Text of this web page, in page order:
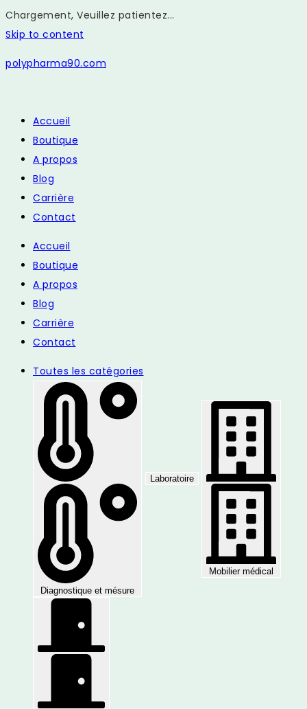
Chargement, Veuillez patientez...
Skip to content
polypharma90.com
Accueil
Boutique
A propos
Blog
Carrière
Contact
Accueil
Boutique
A propos
Blog
Carrière
Contact
Toutes les catégories
Diagnostique et mésure
Laboratoire
Mobilier médical